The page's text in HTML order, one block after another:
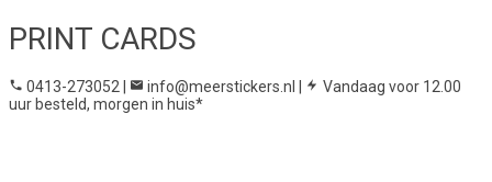
PRINT CARDS
0413-273052 | info@meerstickers.nl |
Vandaag voor 12.00
uur besteld, morgen in huis*